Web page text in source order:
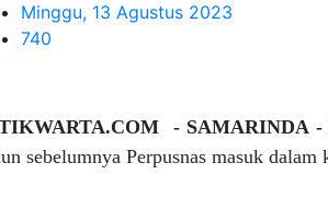
Minggu, 13 Agustus 2023
740
- SAMARINDA
sebelumnya Perpusnas masuk